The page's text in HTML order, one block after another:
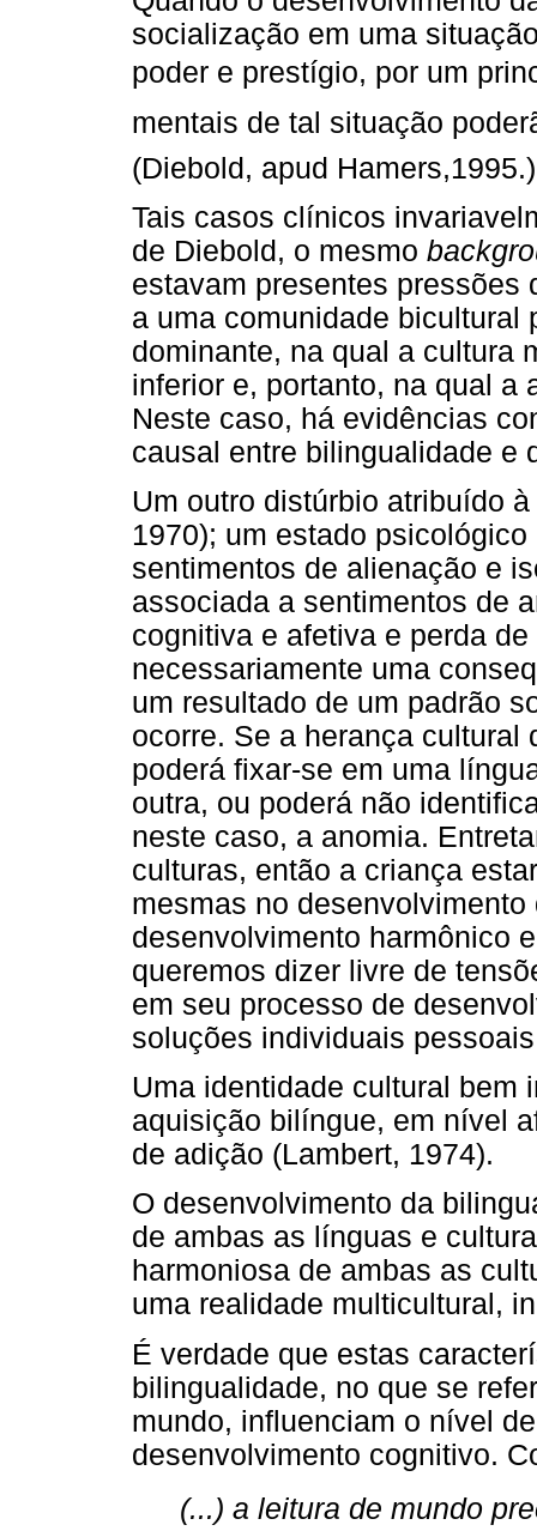
socialização em uma
poder e prestígio, por um
mentais de tal situação
(Diebold, apud Hamers,1995.)
Tais casos clínicos
de Diebold, o mesmo
estavam presentes pressões
a uma comunidade bicultural
dominante, na qual a cultura
inferior e, portanto, na qual a
Neste caso, há evidências
causal entre bilingualidade e
Um outro distúrbio atribuído
1970); um estado
sentimentos de alienação e
associada a sentimentos de
cognitiva e afetiva e perda
necessariamente uma
um resultado de um padrão
ocorre. Se a herança cultural
poderá fixar-se em uma
outra, ou poderá não
neste caso, a anomia.
culturas, então a criança
mesmas no
desenvolvimento harmônico
queremos dizer livre de
em seu processo de
soluções individuais
Uma identidade cultural bem
aquisição bilíngue, em nível
de adição (Lambert, 1974).
O desenvolvimento da
de ambas as línguas e
harmoniosa de ambas as
uma realidade multicultural,
É verdade que estas
bilingualidade, no que se
mundo, influenciam o nível
desenvolvimento cognitivo.
(...) a leitura de mundo